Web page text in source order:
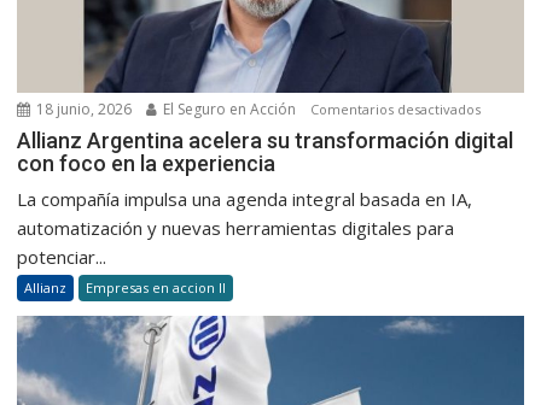
18 junio, 2026 El Seguro en Acción Comentarios desactivadosen
Allianz
foco
Allianz Argentina acelera su transformación digital
con foco en la experiencia
La compañía impulsa una agenda integral basada en IA,
automatización y nuevas herramientas digitales para
potenciar...
Allianz Empresas en accion II